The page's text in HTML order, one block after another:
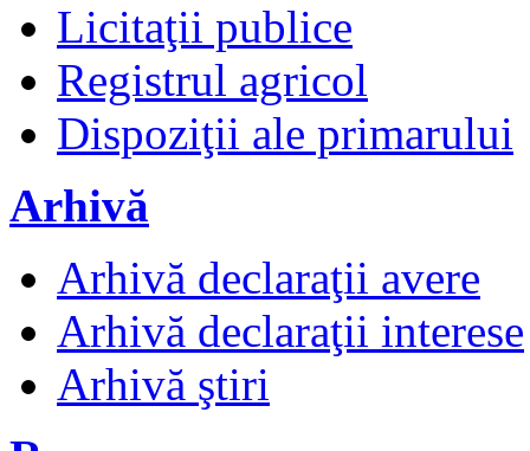
Licitaţii publice
Registrul agricol
Dispoziţii ale primarului
Arhivă
Arhivă declaraţii avere
Arhivă declaraţii interese
Arhivă ştiri